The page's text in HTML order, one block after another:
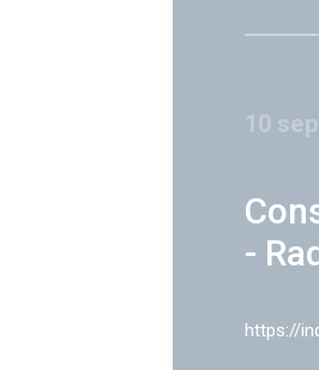
10
-
https://